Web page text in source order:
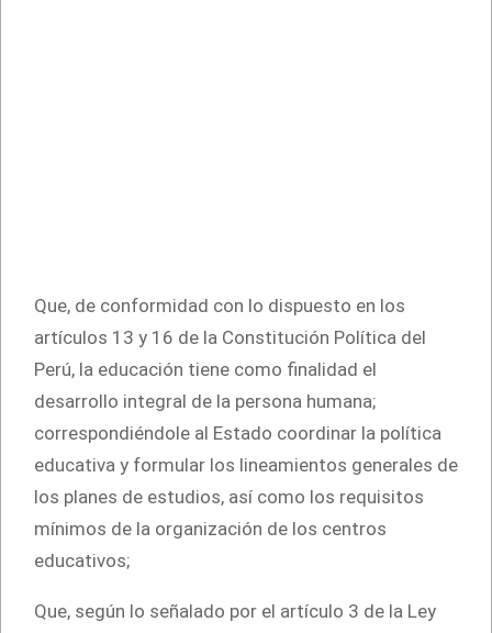
Que, de conformidad con lo dispuesto en los
artículos 13 y 16 de la Constitución Política del
Perú, la educación tiene como finalidad el
desarrollo integral de la persona humana;
correspondiéndole al Estado coordinar la política
educativa y formular los lineamientos generales de
los planes de estudios, así como los requisitos
mínimos de la organización de los centros
educativos;
Que, según lo señalado por el artículo 3 de la Ley